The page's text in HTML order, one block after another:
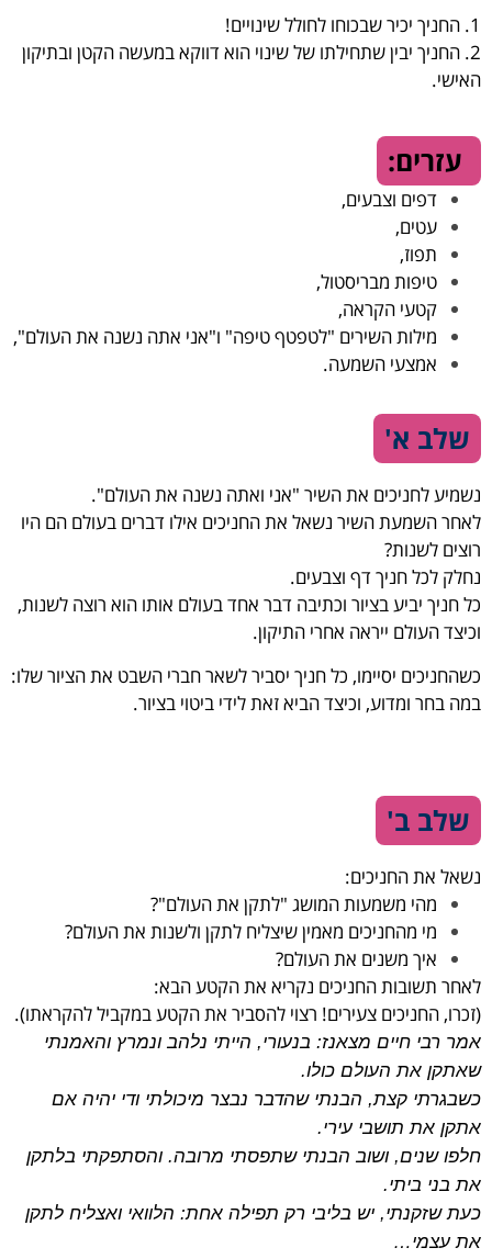
1. החניך יכיר שבכוחו לחולל שינויים!
2. החניך יבין שתחילתו של שינוי הוא דווקא במעשה הקטן ובתיקון
האישי.
עזרים:
דפים וצבעים,
עטים,
תפוז,
טיפות מבריסטול,
קטעי הקראה,
מילות השירים "לטפטף טיפה" ו"אני אתה נשנה את העולם",
אמצעי השמעה.
שלב א'
נשמיע לחניכים את השיר "אני ואתה נשנה את העולם".
לאחר השמעת השיר נשאל את החניכים אילו דברים בעולם הם היו
רוצים לשנות?
נחלק לכל חניך דף וצבעים.
כל חניך יביע בציור וכתיבה דבר אחד בעולם אותו הוא רוצה לשנות,
וכיצד העולם ייראה אחרי התיקון.
כשהחניכים יסיימו, כל חניך יסביר לשאר חברי השבט את הציור שלו:
במה בחר ומדוע, וכיצד הביא זאת לידי ביטוי בציור.
שלב ב'
נשאל את החניכים:
מהי משמעות המושג "לתקן את העולם"?
מי מהחניכים מאמין שיצליח לתקן ולשנות את העולם?
איך משנים את העולם?
לאחר תשובות החניכים נקריא את הקטע הבא:
(זכרו, החניכים צעירים! רצוי להסביר את הקטע במקביל להקראתו).
אמר רבי חיים מצאנז: בנעורי, הייתי נלהב ונמרץ והאמנתי
שאתקן את העולם כולו.
כשבגרתי קצת, הבנתי שהדבר נבצר מיכולתי ודי יהיה אם
אתקן את תושבי עירי.
חלפו שנים, ושוב הבנתי שתפסתי מרובה. והסתפקתי בלתקן
את בני ביתי.
כעת שזקנתי, יש בליבי רק תפילה אחת: הלוואי ואצליח לתקן
את עצמי…